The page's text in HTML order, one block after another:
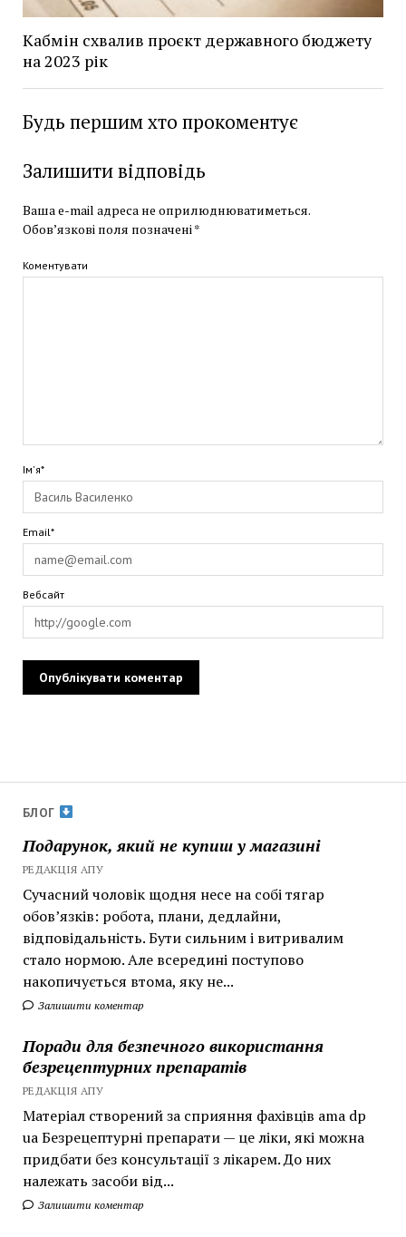
БЛОГ
Подарунок, який не купиш у магазині
РЕДАКЦІЯ АПУ
Сучасний чоловік щодня несе на собі тягар
обов’язків: робота, плани, дедлайни,
відповідальність. Бути сильним і витривалим
стало нормою. Але всередині поступово
накопичується втома, яку не...
Залишити коментар
Поради для безпечного використання
безрецептурних препаратів
РЕДАКЦІЯ АПУ
Матеріал створений за сприяння фахівців ama dp
ua Безрецептурні препарати — це ліки, які можна
придбати без консультації з лікарем. До них
належать засоби від...
Залишити коментар
Кабмін схвалив проєкт державного бюджету
на 2023 рік
Будь першим хто прокоментує
Залишити відповідь
Ваша e-mail адреса не оприлюднюватиметься.
Обов’язкові поля позначені *
Коментувати
Ім'я*
Email*
Вебсайт